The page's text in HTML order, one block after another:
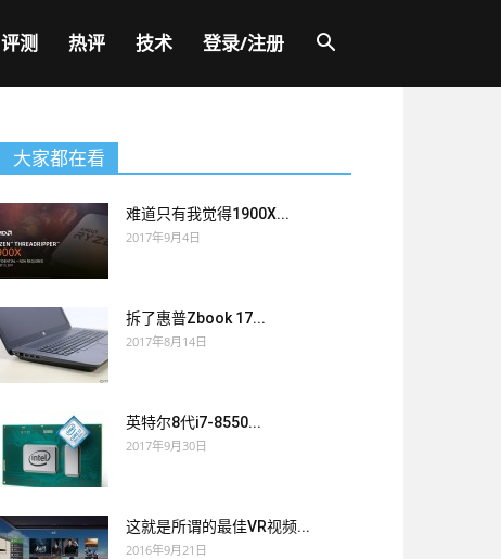
评测 热评 技术 登录/注册
大家都在看
难道只有我觉得1900X...
2017年9月4日
拆了惠普Zbook 17...
2017年8月14日
英特尔8代i7-8550...
2017年9月30日
这就是所谓的最佳VR视频...
2016年9月21日